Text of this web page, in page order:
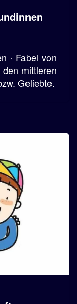
· Fabel von
den mittleren
Geliebte.